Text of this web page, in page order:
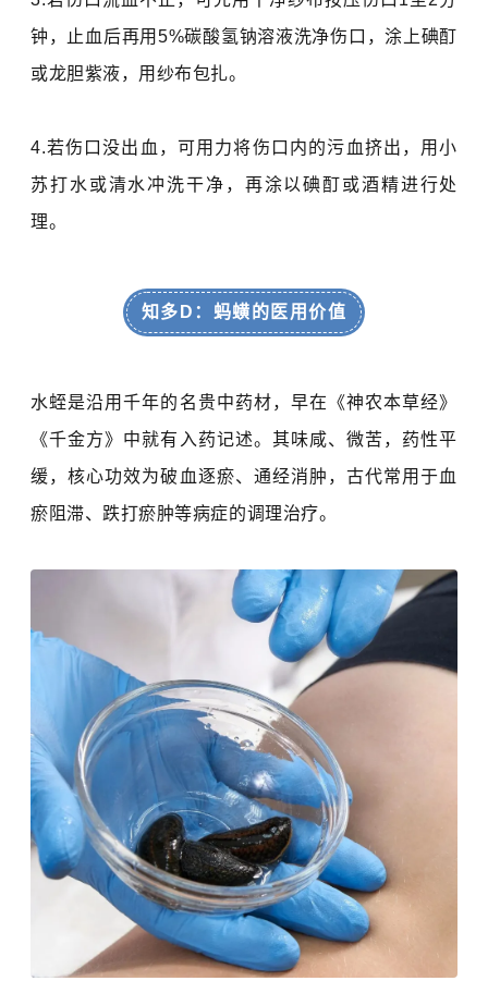
钟，止血后再用5%碳酸氢钠溶液洗净伤口，涂上碘酊
或龙胆紫液，用纱布包扎。
4.若伤口没出血，可用力将伤口内的污血挤出，用小
苏打水或清水冲洗干净，再涂以碘酊或酒精进行处
理。
知多D：蚂蟥的医用价值
水蛭是沿用千年的名贵中药材，早在《神农本草经》
《千金方》中就有入药记述。其味咸、微苦，药性平
缓，核心功效为破血逐瘀、通经消肿，古代常用于血
瘀阻滞、跌打瘀肿等病症的调理治疗。